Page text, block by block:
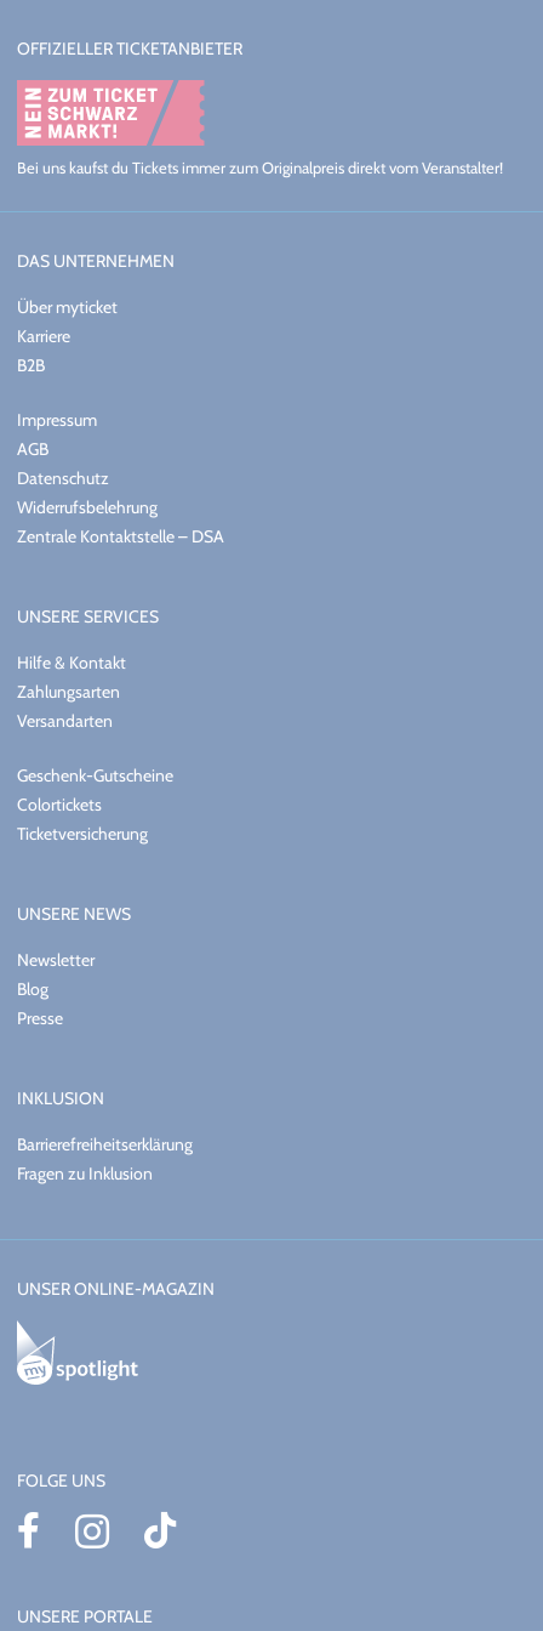
EVENTALARM
Wer über aktuelle Tour-Daten von GREGORIAN informiert werden
möchte, meldet sich einfach bei
OFFIZIELLER TICKETANBIETER
Bei uns kaufst du Tickets immer zum Originalpreis direkt vom Veranstalter!
DAS UNTERNEHMEN
Über myticket
Karriere
B2B
Impressum
AGB
Datenschutz
Widerrufsbelehrung
Zentrale Kontaktstelle – DSA
UNSERE SERVICES
Hilfe & Kontakt
Zahlungsarten
Versandarten
Geschenk-Gutscheine
Colortickets
Ticketversicherung
UNSERE NEWS
Newsletter
Blog
Presse
INKLUSION
Barrierefreiheitserklärung
Fragen zu Inklusion
UNSER ONLINE-MAGAZIN
FOLGE UNS
UNSERE PORTALE